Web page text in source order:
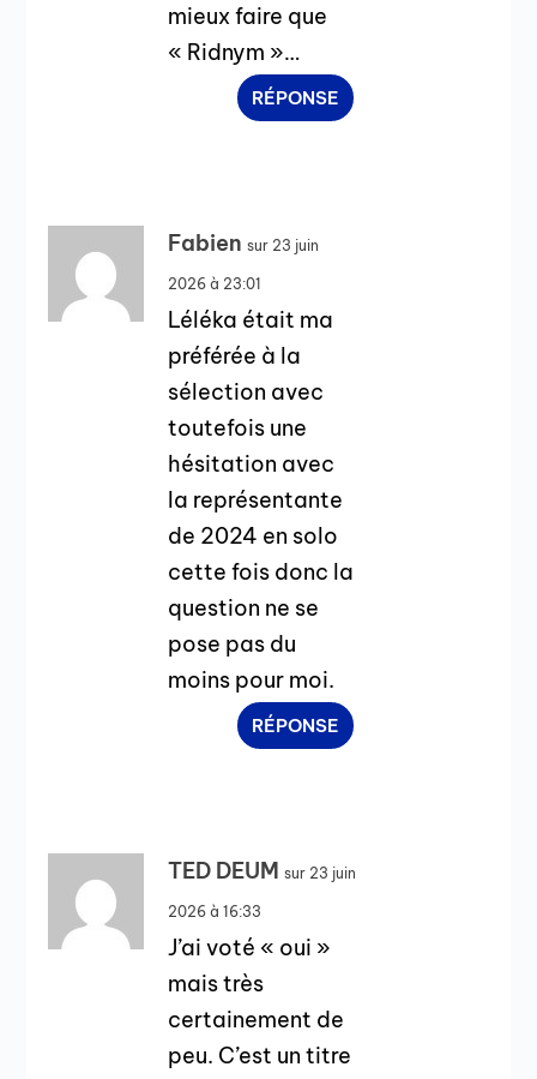
mieux faire que
« Ridnym »…
RÉPONSE
Fabien sur 23 juin
2026 à 23:01
Léléka était ma
préférée à la
sélection avec
toutefois une
hésitation avec
la représentante
de 2024 en solo
cette fois donc la
question ne se
pose pas du
moins pour moi.
RÉPONSE
TED DEUM sur 23 juin
2026 à 16:33
J’ai voté « oui »
mais très
certainement de
peu. C’est un titre